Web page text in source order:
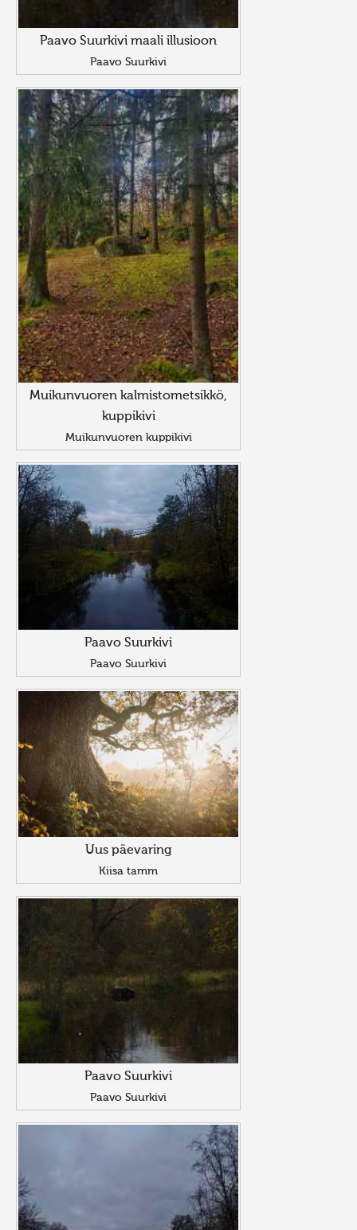
Paavo Suurkivi maali illusioon
Paavo Suurkivi
Muikunvuoren kalmistometsikkö,
kuppikivi
Muikunvuoren kuppikivi
Paavo Suurkivi
Paavo Suurkivi
Uus päevaring
Kiisa tamm
Paavo Suurkivi
Paavo Suurkivi